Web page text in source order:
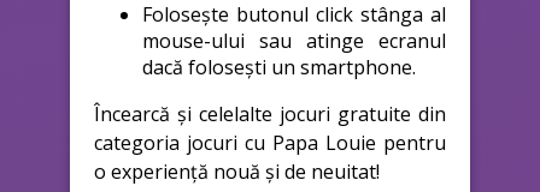
Folosește butonul click stânga al
mouse-ului sau atinge ecranul
dacă folosești un smartphone.
Încearcă și celelalte jocuri gratuite din
categoria jocuri cu Papa Louie pentru
o experiență nouă și de neuitat!